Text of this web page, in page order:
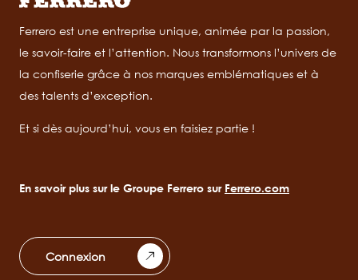
Ferrero est une entreprise unique, animée par la passion,
le savoir-faire et l’attention. Nous transformons l’univers de
la confiserie grâce à nos marques emblématiques et à
des talents d’exception.
Et si dès aujourd’hui, vous en faisiez partie !
En savoir plus sur le Groupe Ferrero sur Ferrero.com
Connexion